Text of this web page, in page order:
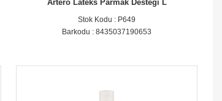
Artero Lateks Parmak Desteği L
Stok Kodu : P649
Barkodu : 8435037190653